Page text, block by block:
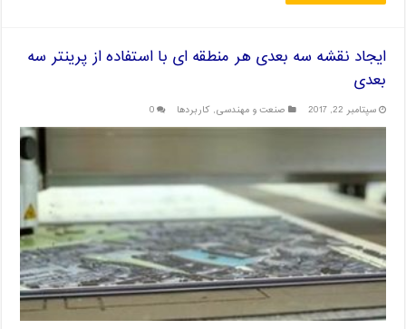
ایجاد نقشه سه بعدی هر منطقه ای با استفاده از پرینتر سه
بعدی
سپتامبر 22, 2017 صنعت و مهندسی, کاربردها 0